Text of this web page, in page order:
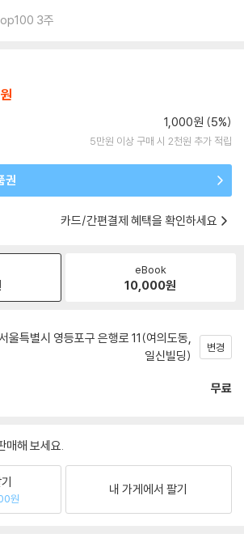
3주
1,000원 (5%)
5만원 이상 구매 시 2천원 추가 적립
권
카드/간편결제 혜택을 확인하세요
eBook
10,000원
울특별시 영등포구 은행로 11(여의도동,
일신빌딩)
변경
무료
매해 보세요.
원
내 가게에서 팔기